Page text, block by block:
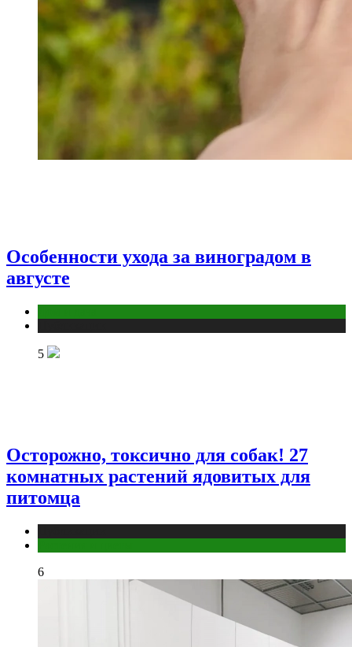
Особенности ухода за виноградом в
августе
5
Осторожно, токсично для собак! 27
комнатных растений ядовитых для
питомца
6